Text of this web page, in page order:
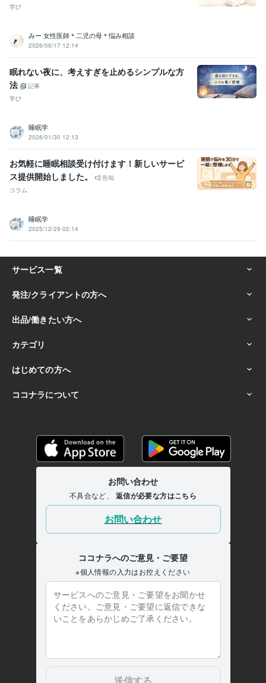
学び
みー 女性医師＊二児の母＊悩み相談
2026/06/17 12:14
眠れない夜に、考えすぎを止めるシンプルな方
法
記事
学び
睡眠学
2026/01/30 12:13
お気軽に睡眠相談受け付けます！新しいサービ
ス提供開始しました。
告知
コラム
睡眠学
2025/12/29 02:14